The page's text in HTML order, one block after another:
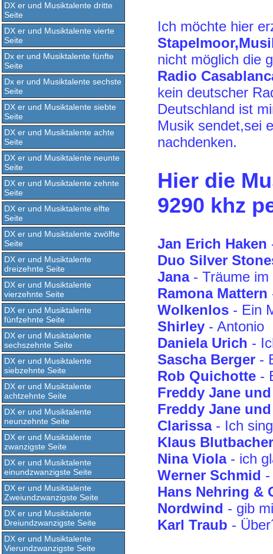
DX er und Musiktalente dritte
Seite
DX er und Musiktalente vierte
Seite
Dx er und Musiktalente fünfte
Seite
Dx er und Musiktalente sechste
Seite
DX er und Musiktalente siebte
Seite
DX er und Musiktalente achte
Seite
DX er und Musiktalente neunte
Seite
DX er und Musiktalente zehnte
Seite
DX er und Musiktalente elfte
Seite
DX er und Musiktalente zwölfte
Seite
DX er und Musiktalente
dreizehnte Seite
DX er und Musiktalente
vierzehnte Seite
DX er und Musiktalente
fünfzehnte Seite
DX er und Musiktalente
sechszehnte Seite
DX er und Musiktalente
siebzehnte Seite
DX er und Musiktalente
achtzehnte Seite
DX er und Musiktalente
neunzehnte Seite
DX er und Musiktalente
zwanzigste Seite
DX er und Musiktalente
einundzwanzigste Seite
DX er und Musiktalente
Zweiundzwanzigste Seite
DX er und Musiktalente
Dreiundzwanzigste Seite
DX er und Musiktalente
Vierundzwanzigste Seite
Ich möchte hier
nicht möglich die
Radio
kein deutscher
Deutschland ist
Musik sendet,sei
nachdenken.
Hier die
9290 khz
Jan Erich Haken
Duo Silver
Jana- Träume im
Ramona Mattern
Wolkenlos - Ein
Shirley - Antonio
Daniela Urich -
Sascha Berger -
Rob Quichotte -
Freddy Jane
Freddy Jane
Clarissa- Ich
Klaus Blutbacher
Nina Viola- ich
Werner Schmid
Hans Nehring &
Nordwind - gib
Karl Traub -